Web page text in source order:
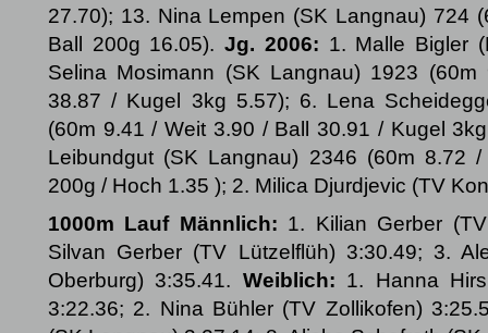
27.70); 13. Nina Lempen (SK Langnau) 724
Ball 200g 16.05).Jg. 2006: 1. Malle Bigler
Selina Mosimann (SK Langnau) 1923
38.87 / Kugel 3kg 5.57); 6. Lena
(60m 9.41 / Weit 3.90 / Ball 30.91 / Kugel
Leibundgut (SK Langnau) 2346 (60m 8.72
200g / Hoch 1.35 ); 2. Milica Djurdjevic (TV
1000m Lauf Männlich: 1. Kilian Gerber
Silvan Gerber (TV Lützelflüh) 3:30.49; 3.
Oberburg) 3:35.41. Weiblich: 1. Hanna
3:22.36; 2. Nina Bühler (TV Zollikofen)